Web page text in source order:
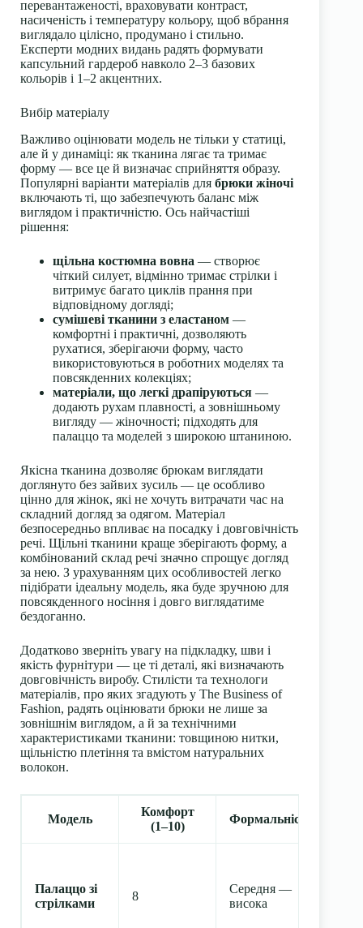
перевантаженості, враховувати контраст,
насиченість і температуру кольору, щоб вбрання
виглядало цілісно, продумано і стильно.
Експерти модних видань радять формувати
капсульний гардероб навколо 2–3 базових
кольорів і 1–2 акцентних.
Вибір матеріалу
Важливо оцінювати модель не тільки у статиці,
але й у динаміці: як тканина лягає та тримає
форму — все це й визначає сприйняття образу.
Популярні варіанти матеріалів для брюки жіночі
включають ті, що забезпечують баланс між
виглядом і практичністю. Ось найчастіші
рішення:
щільна костюмна вовна — створює
чіткий силует, відмінно тримає стрілки і
витримує багато циклів прання при
відповідному догляді;
сумішеві тканини з еластаном —
комфортні і практичні, дозволяють
рухатися, зберігаючи форму, часто
використовуються в роботних моделях та
повсякденних колекціях;
матеріали, що легкі драпіруються —
додають рухам плавності, а зовнішньому
вигляду — жіночності; підходять для
палаццо та моделей з широкою штаниною.
Якісна тканина дозволяє брюкам виглядати
доглянуто без зайвих зусиль — це особливо
цінно для жінок, які не хочуть витрачати час на
складний догляд за одягом. Матеріал
безпосередньо впливає на посадку і довговічність
речі. Щільні тканини краще зберігають форму, а
комбінований склад речі значно спрощує догляд
за нею. З урахуванням цих особливостей легко
підібрати ідеальну модель, яка буде зручною для
повсякденного носіння і довго виглядатиме
бездоганно.
Додатково зверніть увагу на підкладку, шви і
якість фурнітури — це ті деталі, які визначають
довговічність виробу. Стилісти та технологи
матеріалів, про яких згадують у The Business of
Fashion, радять оцінювати брюки не лише за
зовнішнім виглядом, а й за технічними
характеристиками тканини: товщиною нитки,
щільністю плетіння та вмістом натуральних
волокон.
Модель
Комфорт
(1–10)
Формальність
Палаццо зі
стрілками
8
Середня —
висока